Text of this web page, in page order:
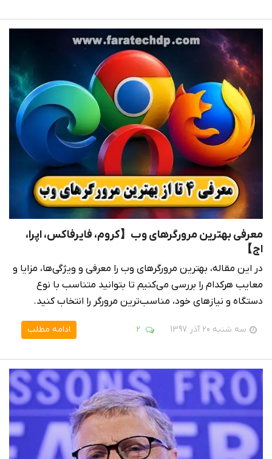
معرفی بهترین مرورگرهای وب【کروم، فایرفاکس، اپرا،
اج】
در این مقاله، بهترین مرورگرهای وب را معرفی و ویژگی‌ها، مزایا و
معایب هرکدام را بررسی می‌کنیم تا بتوانید متناسب با نوع
دستگاه و نیازهای خود، مناسب‌ترین مرورگر را انتخاب کنید.
سه شنبه 20 آذر 1397 2 ادامه مطلب